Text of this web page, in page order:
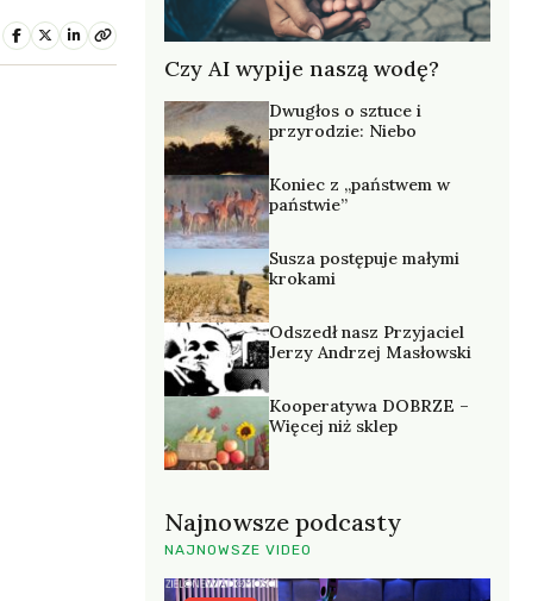
Czy AI wypije naszą wodę?
Dwugłos o sztuce i
przyrodzie: Niebo
Koniec z „państwem w
państwie”
Susza postępuje małymi
krokami
Odszedł nasz Przyjaciel
Jerzy Andrzej Masłowski
Kooperatywa DOBRZE –
Więcej niż sklep
Najnowsze podcasty
NAJNOWSZE VIDEO